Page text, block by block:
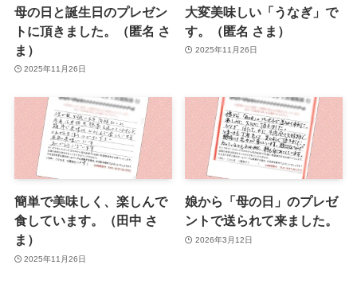
母の日と誕生日のプレゼン
トに頂きました。（匿名 さ
ま）
2025年11月26日
大変美味しい「うなぎ」で
す。（匿名 さま）
2025年11月26日
簡単で美味しく、楽しんで
食しています。（田中 さ
ま）
2025年11月26日
娘から「母の日」のプレゼ
ントで送られて来ました。
2026年3月12日